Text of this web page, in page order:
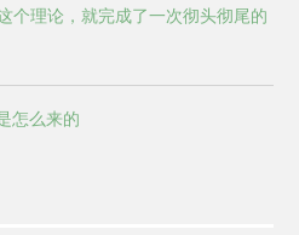
个理论，就完成了一次彻头彻尾的
怎么来的